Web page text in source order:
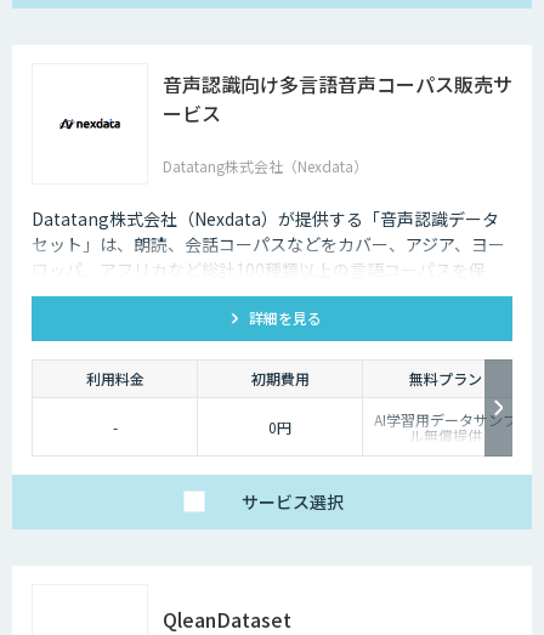
音声認識向け多言語音声コーパス販売サ
ービス
Datatang株式会社（Nexdata）
Datatang株式会社（Nexdata）が提供する「音声認識データ
セット」は、朗読、会話コーパスなどをカバー、アジア、ヨー
ロッパ、アフリカなど総計100種類以上の言語コーパスを保
有、様々な音声認識・合成タスクに対応可能です。
詳細を見る
利用料金 初期費用 無料プラン
- 0円 AI学習用データサンプ
ル無償提供
サービス選択
QleanDataset